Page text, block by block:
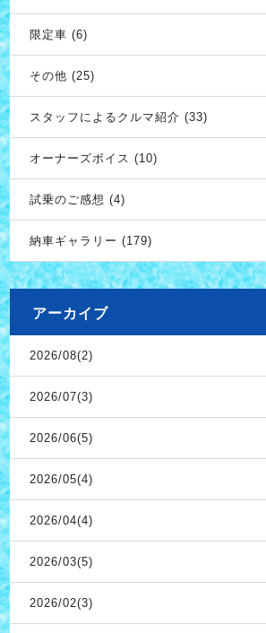
限定車 (6)
その他 (25)
スタッフによるクルマ紹介 (33)
オーナーズボイス (10)
試乗のご感想 (4)
納車ギャラリー (179)
アーカイブ
2026/08(2)
2026/07(3)
2026/06(5)
2026/05(4)
2026/04(4)
2026/03(5)
2026/02(3)